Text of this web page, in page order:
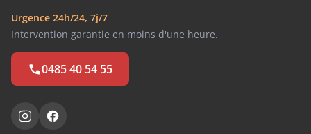
Urgence 24h/24, 7j/7
Intervention garantie en moins d'une heure.
0485 40 54 55